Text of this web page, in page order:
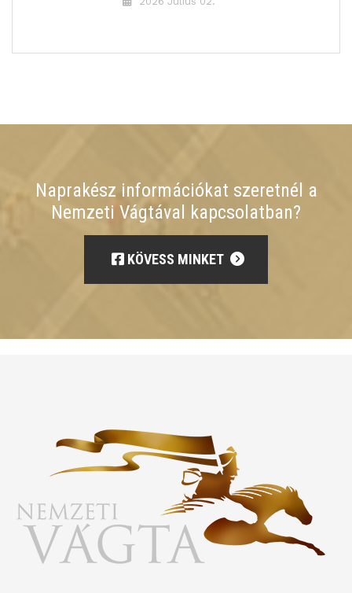
Naprakész információkat szeretnél a
Nemzeti Vágtával kapcsolatban?
KÖVESS MINKET